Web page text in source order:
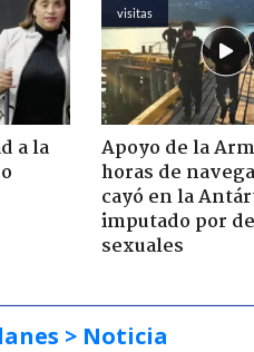
a la
visitas
Apoyo de la
horas de
cayó en la
imputado por
sexuales
> Noticia